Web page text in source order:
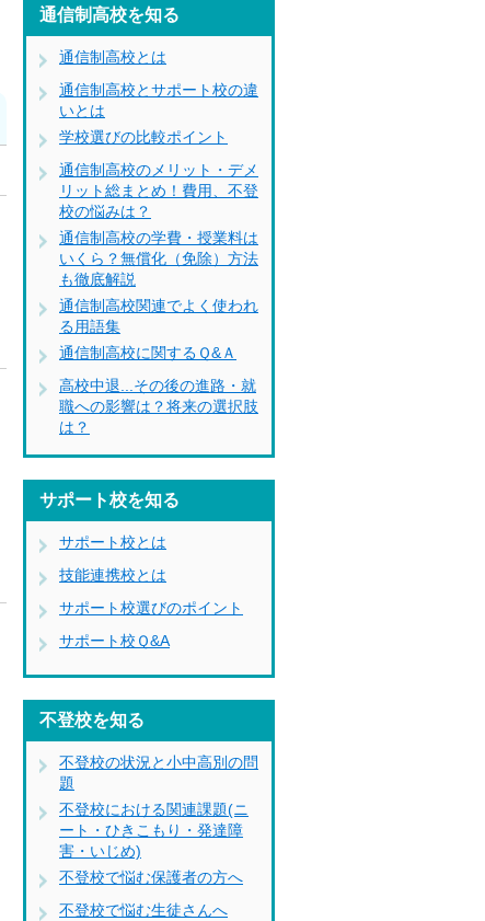
通信制高校を知る
通信制高校とは
通信制高校とサポート校の違
いとは
学校選びの比較ポイント
通信制高校のメリット・デメ
リット総まとめ！費用、不登
校の悩みは？
通信制高校の学費・授業料は
いくら？無償化（免除）方法
も徹底解説
通信制高校関連でよく使われ
る用語集
通信制高校に関するＱ&Ａ
高校中退...その後の進路・就
職への影響は？将来の選択肢
は？
サポート校を知る
サポート校とは
技能連携校とは
サポート校選びのポイント
サポート校Ｑ&A
不登校を知る
不登校の状況と小中高別の問
題
不登校における関連課題(ニ
ート・ひきこもり・発達障
害・いじめ)
不登校で悩む保護者の方へ
不登校で悩む生徒さんへ